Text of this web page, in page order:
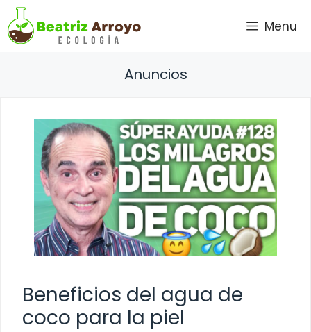
Saltar
al
contenido
Menu
Anuncios
Beneficios del agua de
coco para la piel